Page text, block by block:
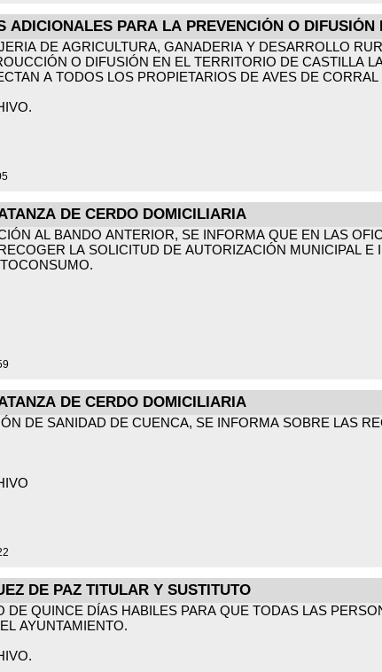
ADICIONALES PARA LA PREVENCIÓN O
DE AGRICULTURA, GANADERIA Y DESARROLLO
O DIFUSIÓN EN EL TERRITORIO DE CASTILLA
A TODOS LOS PROPIETARIOS DE AVES DE
DE CERDO DOMICILIARIA
AL BANDO ANTERIOR, SE INFORMA QUE EN LAS
LA SOLICITUD DE AUTORIZACIÓN MUNICIPAL
DE CERDO DOMICILIARIA
DE SANIDAD DE CUENCA, SE INFORMA SOBRE LAS
DE PAZ TITULAR Y SUSTITUTO
DE QUINCE DÍAS HABILES PARA QUE TODAS LAS
AYUNTAMIENTO.